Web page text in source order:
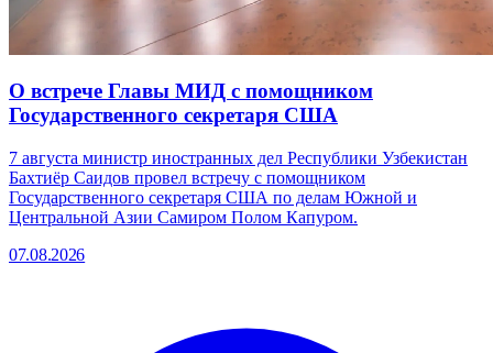
О встрече Главы МИД с помощником
Государственного секретаря США
7 августа министр иностранных дел Республики Узбекистан
Бахтиёр Саидов провел встречу с помощником
Государственного секретаря США по делам Южной и
Центральной Азии Самиром Полом Капуром.
07.08.2026